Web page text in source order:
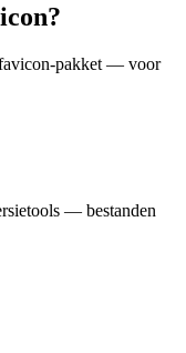
favicon-pakket — voor
— bestanden